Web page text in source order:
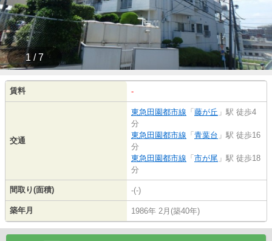
1 / 7
賃料 -
交通
東急田園都市線 「 藤が丘 」駅 徒歩4
分
東急田園都市線 「 青葉台 」駅 徒歩16
分
東急田園都市線 「 市が尾 」駅 徒歩18
分
間取り(面積) -(-)
築年月 1986年 2月(築40年)